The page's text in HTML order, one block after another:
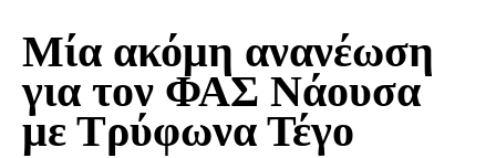
Μία ακόμη ανανέωση
για τον ΦΑΣ Νάουσα
με Τρύφωνα Τέγο